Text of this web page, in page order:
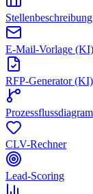
E-Mail-Vorlage (KI)
RFP-Generator (KI)
CLV-Rechner
Lead-Scoring